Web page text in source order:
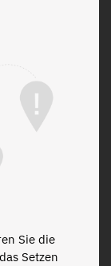
Sie die
Setzen